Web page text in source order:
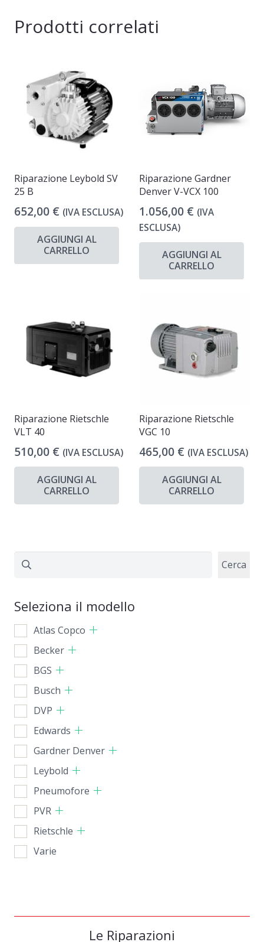
Prodotti correlati
Riparazione Leybold SV
25 B
652,00 € (IVA ESCLUSA)
AGGIUNGI AL
CARRELLO
Riparazione Gardner
Denver V-VCX 100
1.056,00 € (IVA
ESCLUSA)
AGGIUNGI AL
CARRELLO
Riparazione Rietschle
VLT 40
510,00 € (IVA ESCLUSA)
AGGIUNGI AL
CARRELLO
Riparazione Rietschle
VGC 10
465,00 € (IVA ESCLUSA)
AGGIUNGI AL
CARRELLO
Cerca Cerca
Seleziona il modello
Atlas Copco
Becker
BGS
Busch
DVP
Edwards
Gardner Denver
Leybold
Pneumofore
PVR
Rietschle
Varie
Le Riparazioni